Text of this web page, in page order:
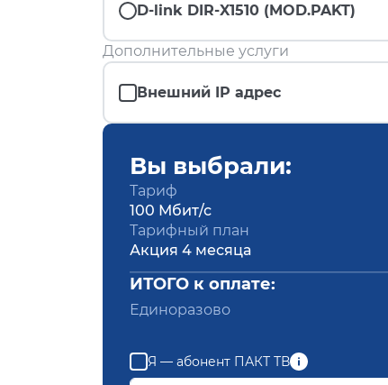
D-link DIR-X1510 (MOD.PAKT)
Дополнительные услуги
Внешний IP адрес
Вы выбрали:
Тариф
100 Мбит/с
Тарифный план
Акция 4 месяца
ИТОГО к оплате:
Единоразово
Я — абонент ПАКТ ТВ